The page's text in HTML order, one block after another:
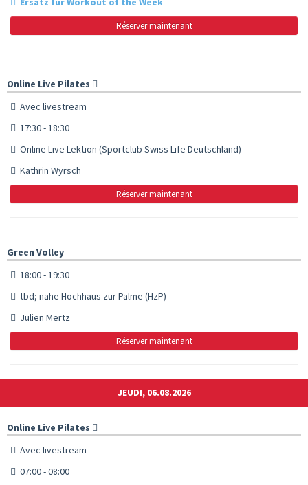
Réserver maintenant
Online Live Pilates
Avec livestream
17:30 - 18:30
Online Live Lektion (Sportclub Swiss Life Deutschland)
Kathrin Wyrsch
Réserver maintenant
Green Volley
18:00 - 19:30
tbd; nähe Hochhaus zur Palme (HzP)
Julien Mertz
Réserver maintenant
JEUDI, 06.08.2026
Online Live Pilates
Avec livestream
07:00 - 08:00